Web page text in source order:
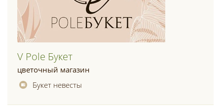
V Pole Букет
цветочный магазин
Букет невесты